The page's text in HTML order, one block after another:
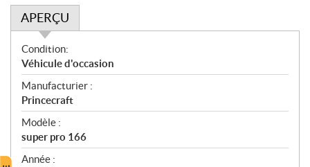
APERÇU
A
p
e
r
ç
u
Condition:
Véhicule d'occasion
Manufacturier :
Princecraft
Modèle :
super pro 166
Année :